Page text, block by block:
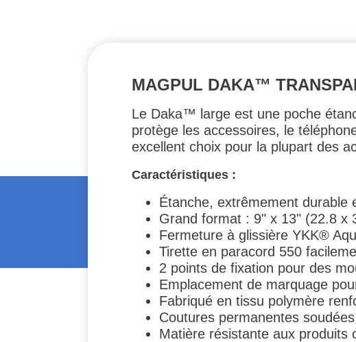
MAGPUL DAKA™
Le Daka™ large est une poche
protège les accessoires, le
excellent choix pour la plupart des
Caractéristiques :
Étanche, extrêmement durable
Grand format : 9" x 13" (22.8 x
Fermeture à glissière YKK®
Tirette en paracord 550
2 points de fixation pour des
Emplacement de marquage
Fabriqué en tissu polymère
Coutures permanentes soudées
Matière résistante aux produits